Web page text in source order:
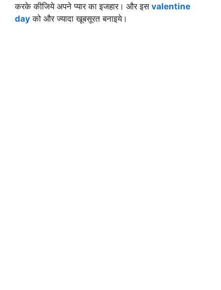
करके कीजिये अपने प्यार का इजहार। और इस valentine
day को और ज्यादा खूबसूरत बनाइये।